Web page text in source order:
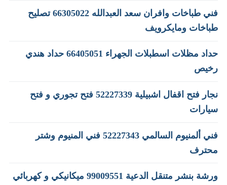
فني طباخات وافران سعد العبدالله 66305022 تصليح
طباخات ومايكرويف
حداد مظلات اسطبلات الجهراء 66405051 حداد هندي
رخيص
نجار فتح اقفال اشبيلية 52227339 فتح تجوري و فتح
سيارات
فني ألمنيوم السالمي 52227343 فني المنيوم وشتر
محترف
ورشة بنشر متنقل الدعية 99009551‬ ميكانيكي و كهربائي